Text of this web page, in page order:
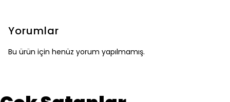
Yorumlar
Bu ürün için henüz yorum yapılmamış.